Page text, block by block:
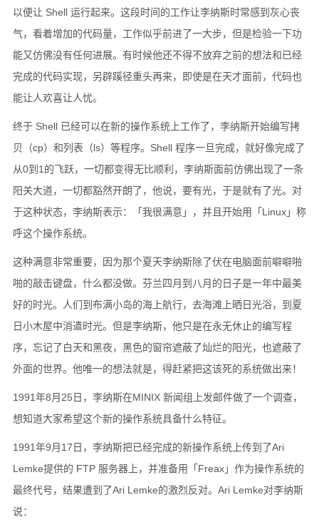
以便让 Shell 运行起来。这段时间的工作让李纳斯时常感到灰心丧
气，看着增加的代码量，工作似乎前进了一大步，但是检验一下功
能又仿佛没有任何进展。有时候他还不得不放弃之前的想法和已经
完成的代码实现，另辟蹊径重头再来，即使是在天才面前，代码也
能让人欢喜让人忧。
终于 Shell 已经可以在新的操作系统上工作了，李纳斯开始编写拷
贝（cp）和列表（ls）等程序。Shell 程序一旦完成，就好像完成了
从0到1的飞跃，一切都变得无比顺利，李纳斯面前仿佛出现了一条
阳关大道，一切都豁然开朗了，他说，要有光，于是就有了光。对
于这种状态，李纳斯表示：「我很满意」，并且开始用「Linux」称
呼这个操作系统。
这种满意非常重要，因为那个夏天李纳斯除了伏在电脑面前噼噼啪
啪的敲击键盘，什么都没做。芬兰四月到八月的日子是一年中最美
好的时光。人们到布满小岛的海上航行，去海滩上晒日光浴，到夏
日小木屋中消遣时光。但是李纳斯，他只是在永无休止的编写程
序，忘记了白天和黑夜，黑色的窗帘遮蔽了灿烂的阳光，也遮蔽了
外面的世界。他唯一的想法就是，得赶紧把这该死的系统做出来！
1991年8月25日，李纳斯在MINIX 新闻组上发邮件做了一个调查，
想知道大家希望这个新的操作系统具备什么特征。
1991年9月17日，李纳斯把已经完成的新操作系统上传到了Ari
Lemke提供的 FTP 服务器上，并准备用「Freax」作为操作系统的
最终代号，结果遭到了Ari Lemke的激烈反对。Ari Lemke对李纳斯
说：